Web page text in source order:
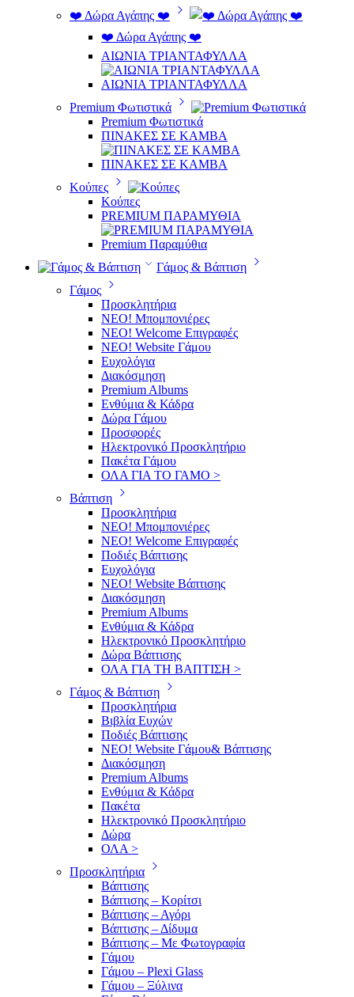
❤️ Δώρα Αγάπης ❤️
❤️ Δώρα Αγάπης ❤️
ΑΙΩΝΙΑ ΤΡΙΑΝΤΑΦΥΛΛΑ
ΑΙΩΝΙΑ ΤΡΙΑΝΤΑΦΥΛΛΑ
Premium Φωτιστικά
Premium Φωτιστικά
ΠΙΝΑΚΕΣ ΣΕ ΚΑΜΒΑ
ΠΙΝΑΚΕΣ ΣΕ ΚΑΜΒΑ
Κούπες
Κούπες
PREMIUM ΠΑΡΑΜΥΘΙΑ
Premium Παραμύθια
Γάμος & Βάπτιση
Γάμος
Προσκλητήρια
ΝΕΟ! Μπομπονιέρες
NEO! Welcome Επιγραφές
ΝΕΟ! Website Γάμου
Ευχολόγια
Διακόσμηση
Premium Albums
Ενθύμια & Κάδρα
Δώρα Γάμου
Προσφορές
Ηλεκτρονικό Προσκλητήριο
Πακέτα Γάμου
ΟΛΑ ΓΙΑ ΤΟ ΓΑΜΟ >
Βάπτιση
Προσκλητήρια
ΝΕΟ! Μπομπονιέρες
NEO! Welcome Επιγραφές
Ποδιές Βάπτισης
Ευχολόγια
ΝΕΟ! Website Βάπτισης
Διακόσμηση
Premium Albums
Ενθύμια & Κάδρα
Ηλεκτρονικό Προσκλητήριο
Δώρα Βάπτισης
ΟΛΑ ΓΙΑ ΤΗ ΒΑΠΤΙΣΗ >
Γάμος & Βάπτιση
Προσκλητήρια
Βιβλία Ευχών
Ποδιές Βάπτισης
ΝΕΟ! Website Γάμου& Βάπτισης
Διακόσμηση
Premium Albums
Ενθύμια & Κάδρα
Πακέτα
Ηλεκτρονικό Προσκλητήριο
Δώρα
ΟΛΑ >
Προσκλητήρια
Βάπτισης
Βάπτισης – Κορίτσι
Βάπτισης – Αγόρι
Βάπτισης – Δίδυμα
Βάπτισης – Με Φωτογραφία
Γάμου
Γάμου – Plexi Glass
Γάμου – Ξύλινα